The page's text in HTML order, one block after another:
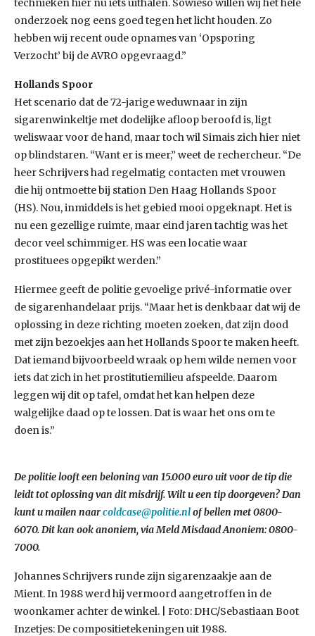
technieken hier nu iets uithalen. Sowieso willen wij het hele
onderzoek nog eens goed tegen het licht houden. Zo
hebben wij recent oude opnames van ‘Opsporing
Verzocht’ bij de AVRO opgevraagd.”
Hollands Spoor
Het scenario dat de 72-jarige weduwnaar in zijn
sigarenwinkeltje met dodelijke afloop beroofd is, ligt
weliswaar voor de hand, maar toch wil Simais zich hier niet
op blindstaren. “Want er is meer,” weet de rechercheur. “De
heer Schrijvers had regelmatig contacten met vrouwen
die hij ontmoette bij station Den Haag Hollands Spoor
(HS). Nou, inmiddels is het gebied mooi opgeknapt. Het is
nu een gezellige ruimte, maar eind jaren tachtig was het
decor veel schimmiger. HS was een locatie waar
prostituees opgepikt werden.”
Hiermee geeft de politie gevoelige privé-informatie over
de sigarenhandelaar prijs. “Maar het is denkbaar dat wij de
oplossing in deze richting moeten zoeken, dat zijn dood
met zijn bezoekjes aan het Hollands Spoor te maken heeft.
Dat iemand bijvoorbeeld wraak op hem wilde nemen voor
iets dat zich in het prostitutiemilieu afspeelde. Daarom
leggen wij dit op tafel, omdat het kan helpen deze
walgelijke daad op te lossen. Dat is waar het ons om te
doen is.”
De politie looft een beloning van 15.000 euro uit voor de tip die
leidt tot oplossing van dit misdrijf. Wilt u een tip doorgeven? Dan
kunt u mailen naarcoldcase@politie.nlof bellen met 0800-
6070. Dit kan ook anoniem, via Meld Misdaad Anoniem: 0800-
7000.
Johannes Schrijvers runde zijn sigarenzaakje aan de
Mient. In 1988 werd hij vermoord aangetroffen in de
woonkamer achter de winkel. | Foto: DHC/Sebastiaan Boot
Inzetjes: De compositietekeningen uit 1988.